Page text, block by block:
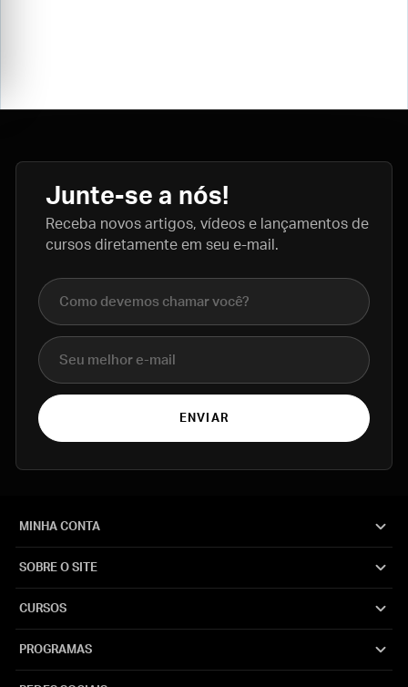
Junte-se a nós!
Receba novos artigos, vídeos e lançamentos de
cursos diretamente em seu e-mail.
Nome completo
E-mail
ENVIAR
MINHA CONTA
SOBRE O SITE
CURSOS
PROGRAMAS